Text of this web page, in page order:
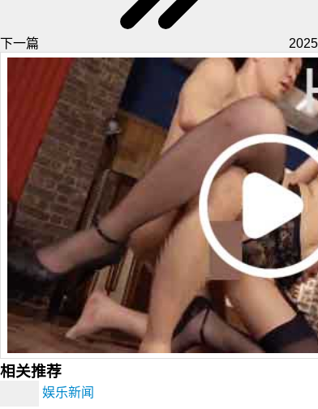
下一篇
相关推荐
娱乐新闻